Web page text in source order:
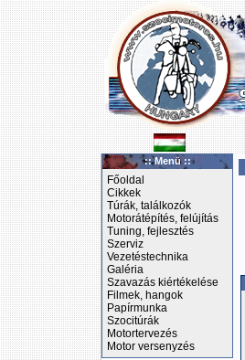
:: Menü ::
Főoldal
Cikkek
Túrák, találkozók
Motorátépítés, felújítás
Tuning, fejlesztés
Szerviz
Vezetéstechnika
Galéria
Szavazás kiértékelése
Filmek, hangok
Papírmunka
Szocitúrák
Motortervezés
Motor versenyzés